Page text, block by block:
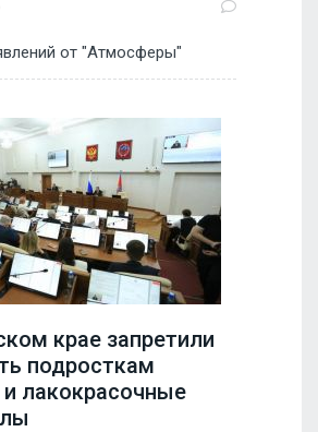
от "Атмосферы"
крае запретили
подросткам
лакокрасочные